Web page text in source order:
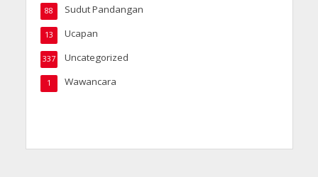
Sudut Pandangan
88
Ucapan
13
Uncategorized
337
Wawancara
1